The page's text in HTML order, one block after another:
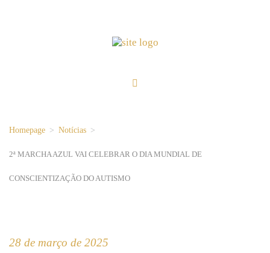
Homepage > Notícias >
2ª MARCHA AZUL VAI CELEBRAR O DIA MUNDIAL DE
CONSCIENTIZAÇÃO DO AUTISMO
28 de março de 2025